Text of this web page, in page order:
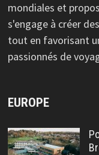
mondiales et
s'engage à créer
tout en favorisant
passionnés de
EUROPE